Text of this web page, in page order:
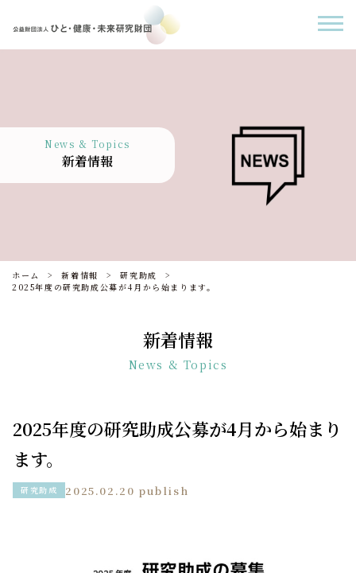
News & Topics
新着情報
ホーム 新着情報
研究助成
2025年度の研究助成公募が4月から始まります。
新着情報
News & Topics
2025年度の研究助成公募が4月から始まり
ます。
研究助成 2025.02.20 publish